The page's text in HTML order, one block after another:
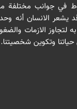
جوانب مختلفة من
يشعر الانسان أنه
لتجاوز الازمات
وتكوين شخصيتنا.